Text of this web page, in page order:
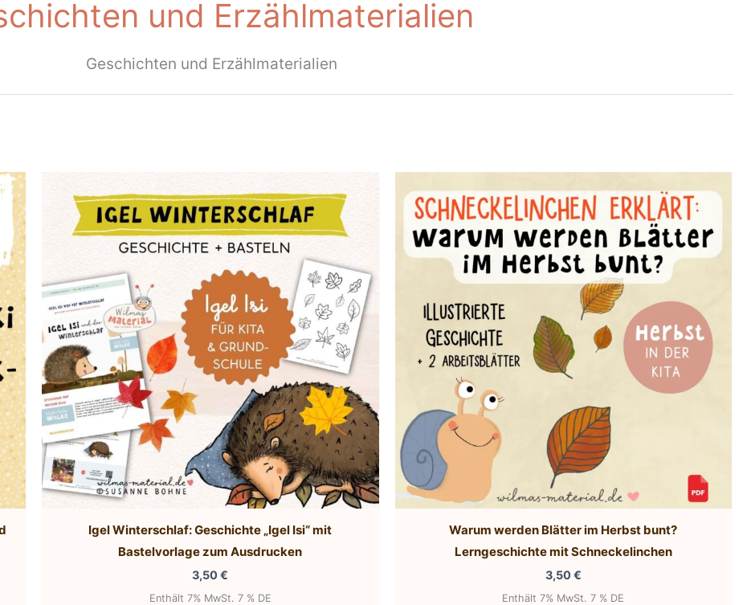
und Erzählmaterialien
Geschichten und Erzählmaterialien
Igel Winterschlaf: Geschichte „Igel Isi“ mit
Bastelvorlage zum Ausdrucken
3,50€
Enthält 7% MwSt. 7 % DE
Warum werden Blätter im Herbst bunt?
Lerngeschichte mit Schneckelinchen
3,50€
Enthält 7% MwSt. 7 % DE